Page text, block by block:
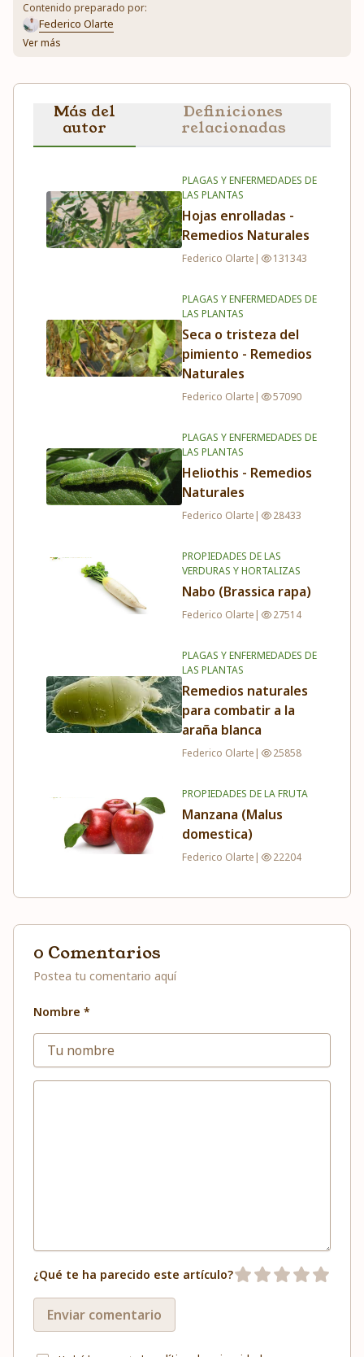
Contenido preparado por:
Federico Olarte
Ver más
Más del
autor
Definiciones
relacionadas
PLAGAS Y ENFERMEDADES DE
LAS PLANTAS
Hojas enrolladas -
Remedios Naturales
Federico Olarte | 131343
PLAGAS Y ENFERMEDADES DE
LAS PLANTAS
Seca o tristeza del
pimiento - Remedios
Naturales
Federico Olarte | 57090
PLAGAS Y ENFERMEDADES DE
LAS PLANTAS
Heliothis - Remedios
Naturales
Federico Olarte | 28433
PROPIEDADES DE LAS
VERDURAS Y HORTALIZAS
Nabo (Brassica rapa)
Federico Olarte | 27514
PLAGAS Y ENFERMEDADES DE
LAS PLANTAS
Remedios naturales
para combatir a la
araña blanca
Federico Olarte | 25858
PROPIEDADES DE LA FRUTA
Manzana (Malus
domestica)
Federico Olarte | 22204
0 Comentarios
Postea tu comentario aquí
Nombre *
¿Qué te ha parecido este artículo?
Enviar comentario